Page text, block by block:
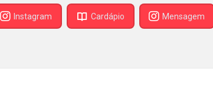
Instagram Cardápio Mensagem